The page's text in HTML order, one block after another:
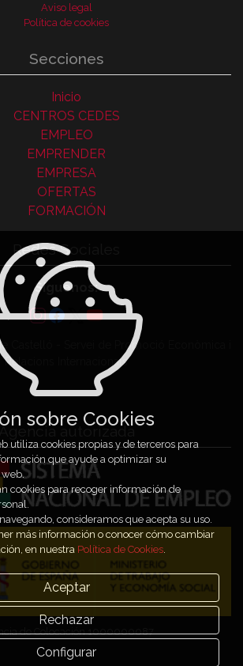
Aviso legal
Política de cookies
Secciones
Inicio
CENTROS CEDES
EMPLEO
EMPRENDER
EMPRESA
OFERTAS
FORMACIÓN
Redes Sociales
Síguenos:
Castelló - Servei de Promoció Econòmica i
Relacions Internacionals
Agencia autorizada
de Colocación 1000000087
sobre Cookies
utiliza cookies propias y de terceros para
que ayude a optimizar su
web.
cookies para recoger información de
consideramos que acepta su uso.
más información o conocer cómo cambiar
en nuestra Política de Cookies.
Aceptar
Rechazar
Configurar